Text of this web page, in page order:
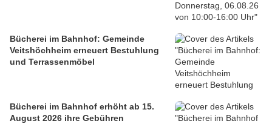
Bücherei im Bahnhof: Gemeinde
Veitshöchheim erneuert Bestuhlung
und Terrassenmöbel
Bücherei im Bahnhof erhöht ab 15.
August 2026 ihre Gebühren